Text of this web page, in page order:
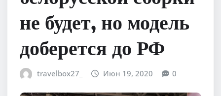
не будет, но модель
доберется до РФ
travelbox27_ Июн 19, 2020 0